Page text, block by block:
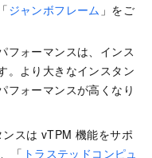
ジャンボフレーム 」をご
フォーマンスは、インス
。より大きなインスタン
フォーマンスが高くなり
ンスは vTPM 機能をサポ
「 トラステッドコンピュ